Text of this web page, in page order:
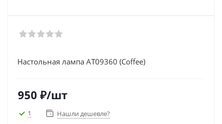
Настольная лампа AT09360 (Coffee)
950 ₽/шт
1 Нашли дешевле?